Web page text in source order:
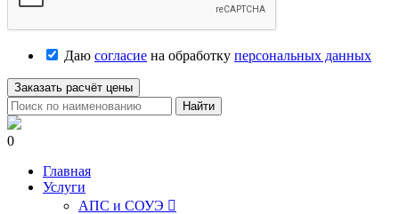
Даю согласие на обработку персональных данных
Заказать расчёт цены
Найти
0
Главная
Услуги
АПС и СОУЭ 